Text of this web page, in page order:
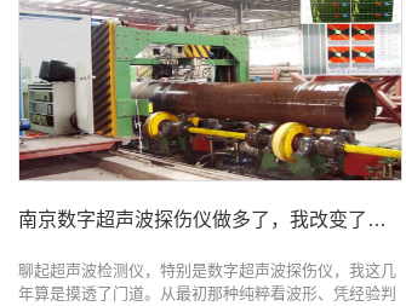
南京数字超声波探伤仪做多了，我改变了这个看法
聊起超声波检测仪，特别是数字超声波探伤仪，我这几
年算是摸透了门道。从最初那种纯粹看波形、凭经验判